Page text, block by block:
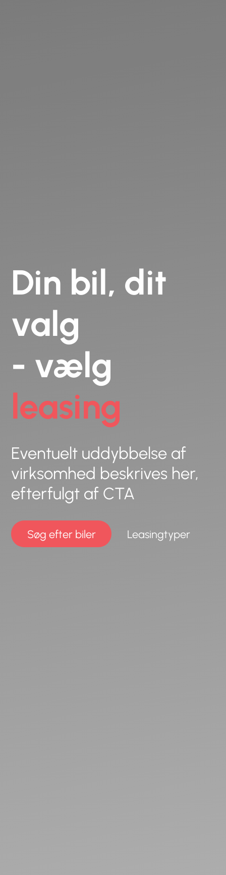
Din bil, dit
valg
- vælg
leasing
Eventuelt uddybbelse af
virksomhed beskrives her,
efterfulgt af CTA
Søg efter biler Leasingtyper